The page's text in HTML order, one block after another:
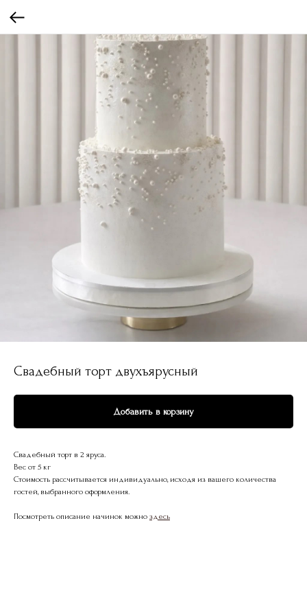
Свадебный торт двухъярусный
Добавить в корзину
Свадебный торт в 2 яруса.
Вес от 5 кг
Стоимость рассчитывается индивидуально, исходя из вашего количества
гостей, выбранного оформления.
Посмотреть описание начинок можно здесь